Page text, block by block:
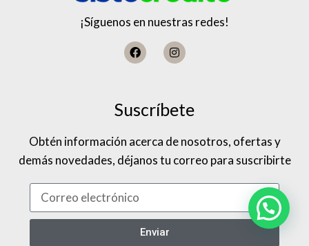
¡Síguenos en nuestras redes!
Suscríbete
Obtén información acerca de nosotros, ofertas y
demás novedades, déjanos tu correo para suscribirte
Enviar